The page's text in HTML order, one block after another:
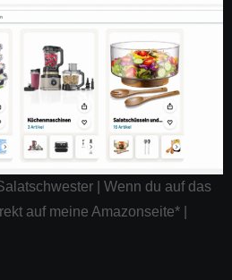
| Wenn du auf das
auf meine Amazonseite* |